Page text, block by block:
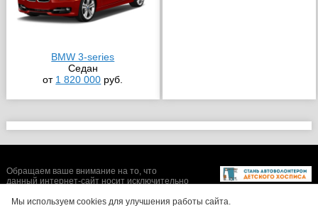
BMW 3-series
Седан
от 1 820 000 руб.
Мы используем cookies для улучшения работы сайта.
Обращаем ваше внимание на то, что
данный интернет-сайт носит исключительно
условиях не является публичной офертой,